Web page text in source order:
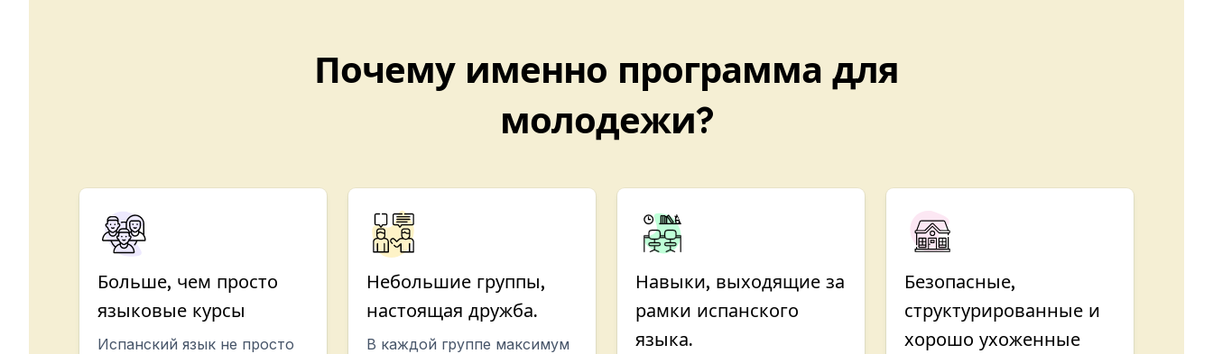
Почему именно программа для
молодежи?
Больше, чем просто
языковые курсы
Испанский язык не просто
Небольшие группы,
настоящая дружба.
В каждой группе максимум
Навыки, выходящие за
рамки испанского
языка.
Безопасные,
структурированные и
хорошо ухоженные